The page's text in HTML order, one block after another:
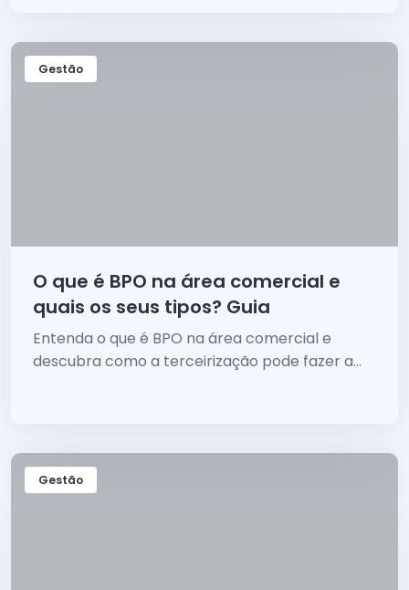
Gestão
O que é BPO na área comercial e
quais os seus tipos? Guia
Entenda o que é BPO na área comercial e
descubra como a terceirização pode fazer a
Gestão